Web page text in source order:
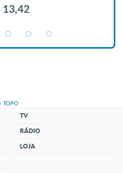
13,42
↑ TOPO
TV
RÁDIO
LOJA